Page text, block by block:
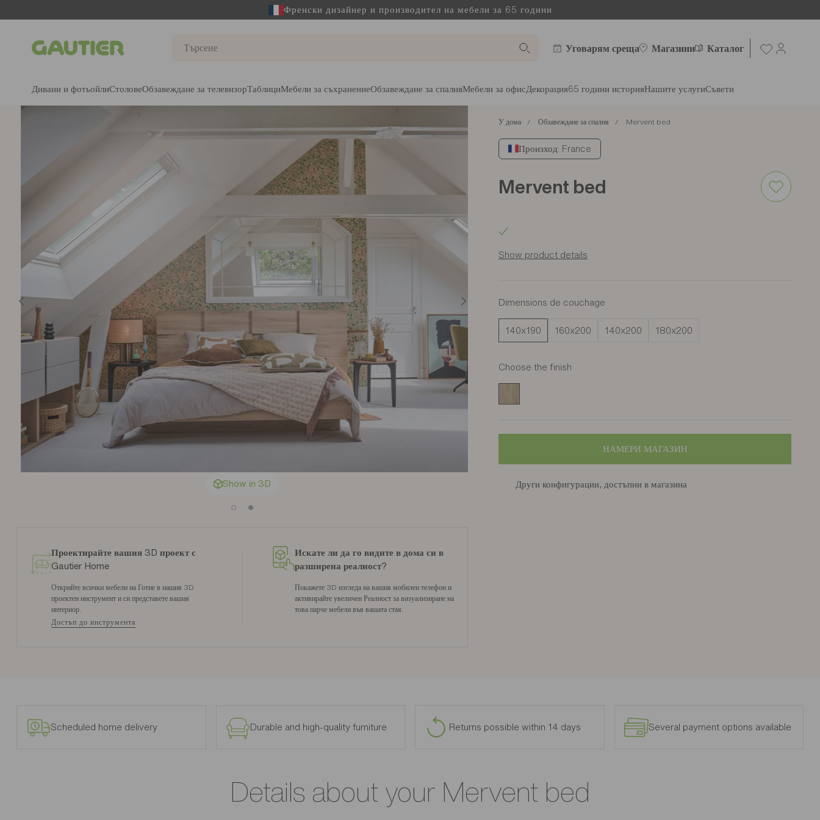
Френски дизайнер и производител на мебели за 65 години
Gautier Уговарям среща Магазини Каталог
Дивани и фотьойлиСтоловеОбзавеждане за телевизорТаблициМебели за съхранениеОбзавеждане за спалняМебели за офис Декорация65 години историяНашите услугиСъвети
Show in 3D
Проектирайте вашия 3D проект с
Gautier Home
Открийте всички мебели на Готие в нашия 3D
проектен инструмент и си представете вашия
интериор.
Достъп до инструмента
Искате ли да го видите в дома си в
разширена реалност?
Покажете 3D изгледа на вашия мобилен телефон и
активирайте увеличен Реалност за визуализиране на
това парче мебели във вашата стая.
У дома Обзавеждане за спалня Mervent bed
Произход: France
Mervent bed
Show product details
Dimensions de couchage
140x190 160x200 140x200 180x200
Choose the finish
НАМЕРИ МАГАЗИН
Други конфигурации, достъпни в магазина
Scheduled home delivery Durable and high-quality furniture Returns possible within 14 days Several payment options available
Details about your Mervent bed